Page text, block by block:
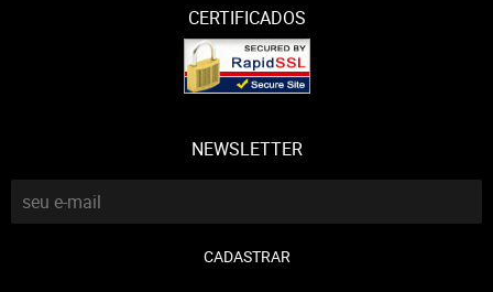
CERTIFICADOS
NEWSLETTER
CADASTRAR